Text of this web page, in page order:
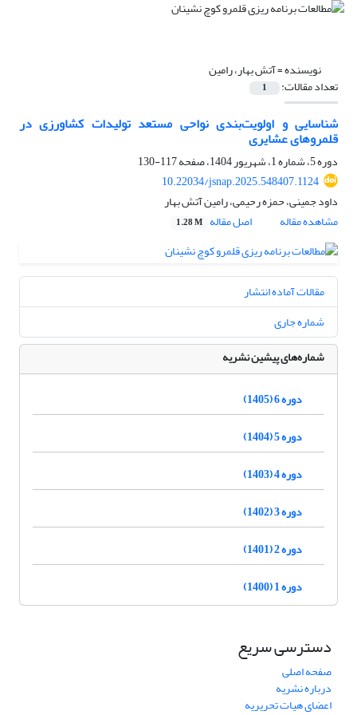
نویسنده =آتش بهار، رامین
تعداد مقالات: 1
شناسایی و اولویت‌بندی نواحی مستعد تولیدات کشاورزی در
قلمروهای عشایری
دوره 5، شماره 1، شهریور 1404، صفحه
117-130
10.22034/jsnap.2025.548407.1124
داود جمینی، حمزه رحیمی، رامین آتش بهار
مشاهده مقاله
اصل مقاله 1.28 M
مقالات آماده انتشار
شماره جاری
شماره‌های پیشین نشریه
دوره 6 (1405)
دوره 5 (1404)
دوره 4 (1403)
دوره 3 (1402)
دوره 2 (1401)
دوره 1 (1400)
دسترسی سریع
صفحه اصلی
درباره نشریه
اعضای هیات تحریریه